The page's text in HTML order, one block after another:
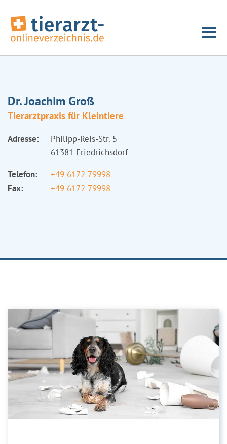
Dr. Joachim Groß
Tierarztpraxis für Kleintiere
Adresse:
Philipp-Reis-Str. 5
61381 Friedrichsdorf
Telefon:
+49 6172 79998
Fax:
+49 6172 79998